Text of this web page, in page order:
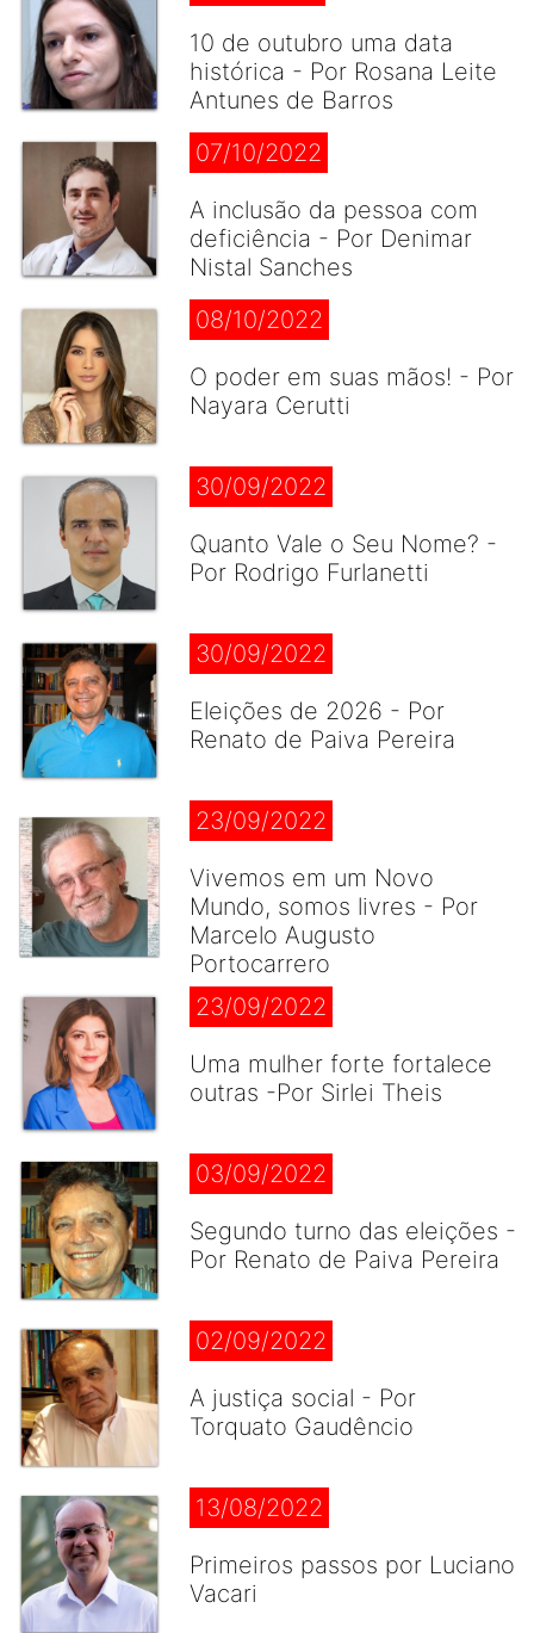
10 de outubro uma data
histórica - Por Rosana Leite
Antunes de Barros
07/10/2022
A inclusão da pessoa com
deficiência - Por Denimar
Nistal Sanches
08/10/2022
O poder em suas mãos! - Por
Nayara Cerutti
30/09/2022
Quanto Vale o Seu Nome? -
Por Rodrigo Furlanetti
30/09/2022
Eleições de 2026 - Por
Renato de Paiva Pereira
23/09/2022
Vivemos em um Novo
Mundo, somos livres - Por
Marcelo Augusto
Portocarrero
23/09/2022
Uma mulher forte fortalece
outras -Por Sirlei Theis
03/09/2022
Segundo turno das eleições -
Por Renato de Paiva Pereira
02/09/2022
A justiça social - Por
Torquato Gaudêncio
13/08/2022
Primeiros passos por Luciano
Vacari